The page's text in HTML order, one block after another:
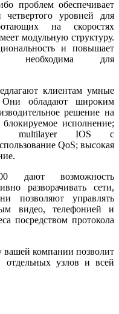
проблем обеспечивает
уровней для
на скоростях
модульную структуру.
и повышает
необходима для
клиентам умные
Они обладают широким
решение на
исполнение;
multilayer IOS с
QoS; высокая
дают возможность
разворачивать сети,
позволяют управлять
видео, телефонией и
посредством протокола
вашей компании позволит
отдельных узлов и всей